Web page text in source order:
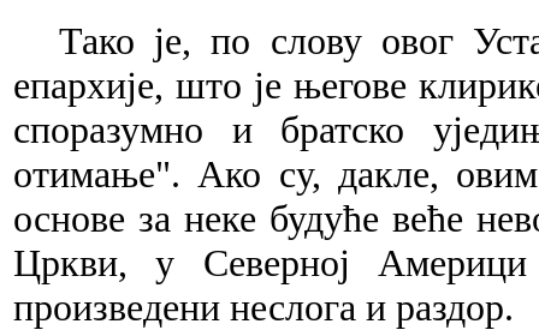
Тако је, по слову овог
епархије, што је његове
споразумно и братско
отимање". Ако су, дакле,
основе за неке будуће веће
Цркви, у Северној
произведени неслога и раздор.